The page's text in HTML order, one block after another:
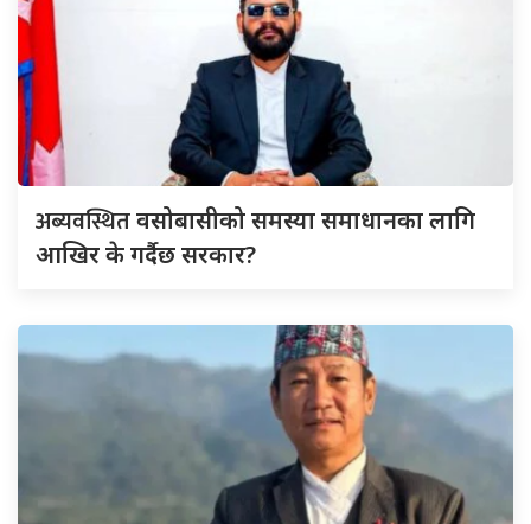
अब्यवस्थितवसोबासीको समस्या समाधानका लागि
आखिर के गर्दैछ सरकार?